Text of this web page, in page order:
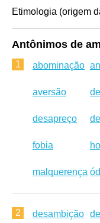
Etimologia (origem
Antônimos de
1 abominação
aversão
desapreço
fobia
malquerença
2 desambição